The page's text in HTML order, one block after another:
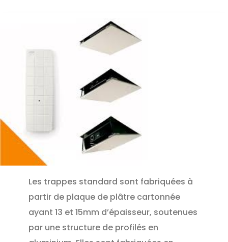
Les trappes standard sont fabriquées à
partir de plaque de plâtre cartonnée
ayant 13 et 15mm d’épaisseur, soutenues
par une structure de profilés en